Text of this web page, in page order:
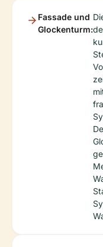
Fassade und
Glockenturm: